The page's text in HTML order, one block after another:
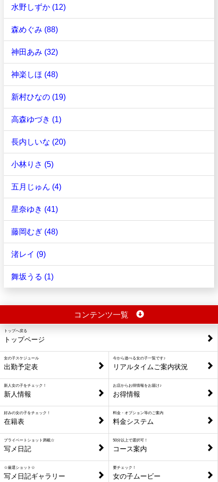
水野しずか (12)
森めぐみ (88)
神田あみ (32)
神楽しほ (48)
新村ひなの (19)
高森ゆづき (1)
長内しいな (20)
小林りさ (5)
五月じゅん (4)
星奈ゆき (41)
藤岡むぎ (48)
渚レイ (9)
舞坂うる (1)
コンテンツ一覧
トップへ戻る
トップページ
女の子スケジュール
出勤予定表
今から遊べる女の子一覧です♪
リアルタイムご案内状況
新人女の子をチェック！
新人情報
お店からお得情報をお届け♪
お得情報
好みの女の子をチェック！
在籍表
料金・オプション等のご案内
料金システム
プライベートショット満載☆
写メ日記
50分以上で選択可！
コース案内
☆厳選ショット☆
写メ日記ギャラリー
要チェック！
女の子ムービー